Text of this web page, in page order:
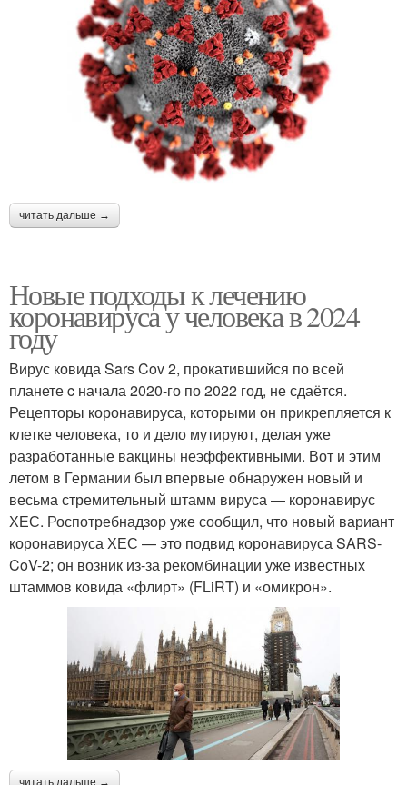
читать дальше →
Новые подходы к лечению
коронавируса у человека в 2024
году
Вирус ковида Sars Cov 2, прокатившийся по всей
планете c начала 2020-го по 2022 год, не сдаётся.
Рецепторы коронавируса, которыми он прикрепляется к
клетке человека, то и дело мутируют, делая уже
разработанные вакцины неэффективными. Вот и этим
летом в Германии был впервые обнаружен новый и
весьма стремительный штамм вируса — коронавирус
ХЕС. Роспотребнадзор уже сообщил, что новый вариант
коронавируса ХЕС — это подвид коронавируса SARS-
CoV-2; он возник из-за рекомбинации уже известных
штаммов ковида «флирт» (FLiRT) и «омикрон».